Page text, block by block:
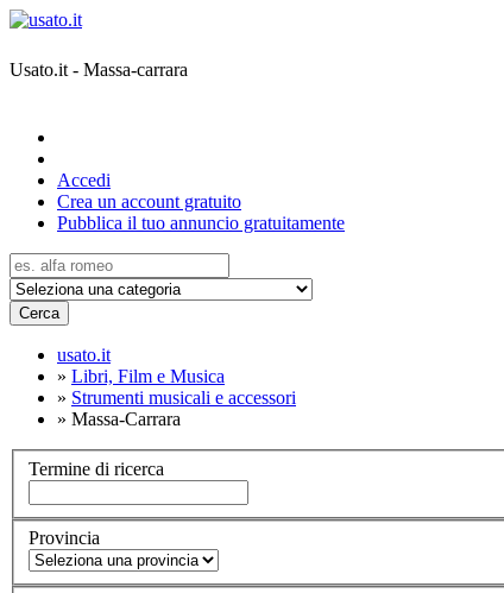
Usato.it - Massa-carrara
Accedi
Crea un account gratuito
Pubblica il tuo annuncio gratuitamente
Cerca
usato.it
» Libri, Film e Musica
» Strumenti musicali e accessori
» Massa-Carrara
Termine di ricerca
Provincia